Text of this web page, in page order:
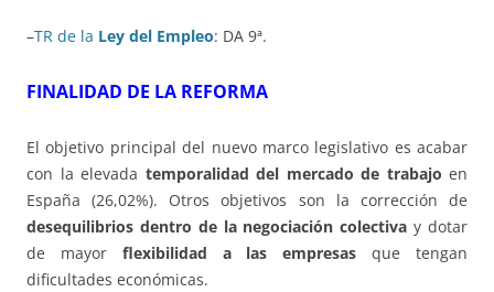
–TR de la Ley del Empleo: DA 9ª.
FINALIDAD DE LA REFORMA
El objetivo principal del nuevo marco legislativo es acabar
con la elevada temporalidad del mercado de trabajo en
España (26,02%). Otros objetivos son la corrección de
desequilibrios dentro de la negociación colectiva y dotar
de mayor flexibilidad a las empresas que tengan
dificultades económicas.